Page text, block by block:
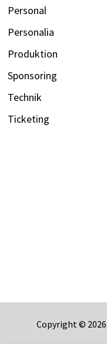
Personal
Personalia
Produktion
Sponsoring
Technik
Ticketing
Copyright © 2026